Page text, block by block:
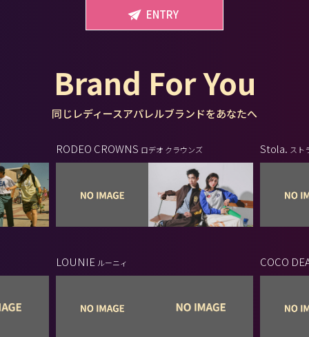
ENTRY
Brand For You
同じレディースアパレルブランドをあなたへ
RODEO CROWNS ロデオ クラウンズ Stola. スト
LOUNIE ルーニィ COCO